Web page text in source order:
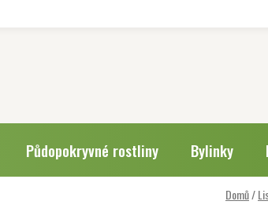
Půdopokryvné rostliny Bylinky
Domů/